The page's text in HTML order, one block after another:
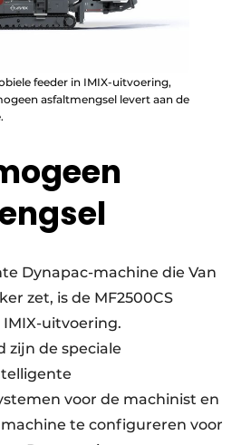
feeder in IMIX-uitvoering,
asfaltmengsel levert aan de
Dynapac-machine die Van
zet, is de MF2500CS
uitvoering.
zijn de speciale
voor de machinist en
te configureren voor